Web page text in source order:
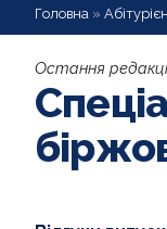
Головна »
Остання